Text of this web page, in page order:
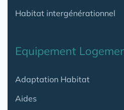
Habitat intergénérationnel
Equipement
Adaptation Habitat
Aides